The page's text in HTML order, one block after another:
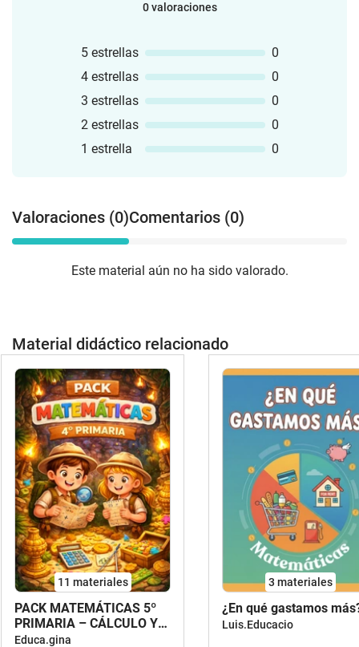
0 valoraciones
5 estrellas
0
4 estrellas
0
3 estrellas
0
2 estrellas
0
1 estrella
0
Valoraciones (0)Comentarios (0)
Este material aún no ha sido valorado.
Material didáctico relacionado
11 materiales
PACK MATEMÁTICAS 5º
PRIMARIA – CÁLCULO Y
PROBLEMAS
Educa.gina
3 materiales
¿En qué gastamos
Luis.Educacio